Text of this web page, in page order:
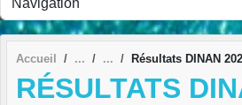
Accueil Résultats DINAN
RÉSULTATS